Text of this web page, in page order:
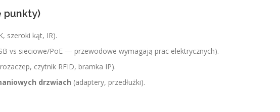
punkty)
szeroki kąt, IR).
vs sieciowe/PoE — przewodowe wymagają prac elektrycznych).
czytnik RFID, bramka IP).
drzwiach (adaptery, przedłużki).